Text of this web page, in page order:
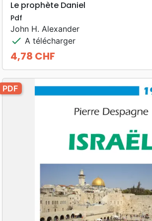
Le prophète Daniel
Pdf
John H. Alexander
check A télécharger
Prix
4,78 CHF
PDF